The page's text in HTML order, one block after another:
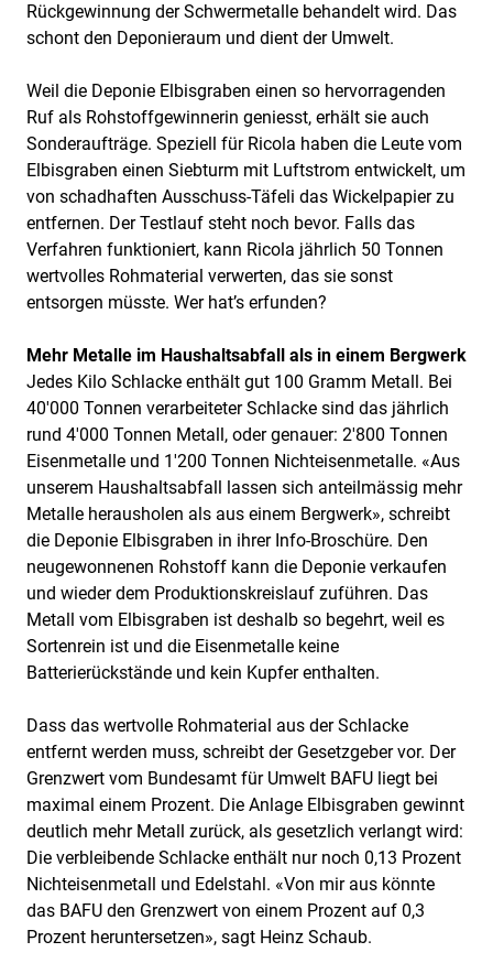
Rückgewinnung der Schwermetalle behandelt wird. Das
schont den Deponieraum und dient der Umwelt.
Weil die Deponie Elbisgraben einen so hervorragenden
Ruf als Rohstoffgewinnerin geniesst, erhält sie auch
Sonderaufträge. Speziell für Ricola haben die Leute vom
Elbisgraben einen Siebturm mit Luftstrom entwickelt, um
von schadhaften Ausschuss-Täfeli das Wickelpapier zu
entfernen. Der Testlauf steht noch bevor. Falls das
Verfahren funktioniert, kann Ricola jährlich 50 Tonnen
wertvolles Rohmaterial verwerten, das sie sonst
entsorgen müsste. Wer hat’s erfunden?
Mehr Metalle im Haushaltsabfall als in einem Bergwerk
Jedes Kilo Schlacke enthält gut 100 Gramm Metall. Bei
40'000 Tonnen verarbeiteter Schlacke sind das jährlich
rund 4'000 Tonnen Metall, oder genauer: 2'800 Tonnen
Eisenmetalle und 1'200 Tonnen Nichteisenmetalle. «Aus
unserem Haushaltsabfall lassen sich anteilmässig mehr
Metalle herausholen als aus einem Bergwerk», schreibt
die Deponie Elbisgraben in ihrer Info-Broschüre. Den
neugewonnenen Rohstoff kann die Deponie verkaufen
und wieder dem Produktionskreislauf zuführen. Das
Metall vom Elbisgraben ist deshalb so begehrt, weil es
Sortenrein ist und die Eisenmetalle keine
Batterierückstände und kein Kupfer enthalten.
Dass das wertvolle Rohmaterial aus der Schlacke
entfernt werden muss, schreibt der Gesetzgeber vor. Der
Grenzwert vom Bundesamt für Umwelt BAFU liegt bei
maximal einem Prozent. Die Anlage Elbisgraben gewinnt
deutlich mehr Metall zurück, als gesetzlich verlangt wird:
Die verbleibende Schlacke enthält nur noch 0,13 Prozent
Nichteisenmetall und Edelstahl. «Von mir aus könnte
das BAFU den Grenzwert von einem Prozent auf 0,3
Prozent heruntersetzen», sagt Heinz Schaub.